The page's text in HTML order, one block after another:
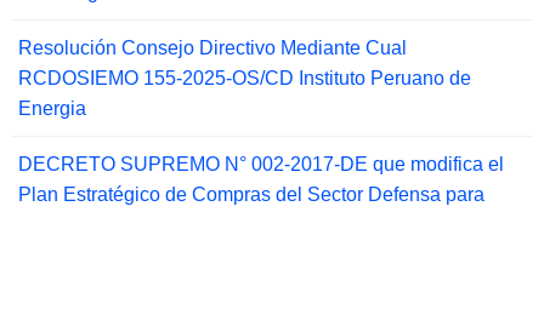
Resolución Consejo Directivo Mediante Cual
RCDOSIEMO 155-2025-OS/CD Instituto Peruano de
Energia
DECRETO SUPREMO N° 002-2017-DE que modifica el
Plan Estratégico de Compras del Sector Defensa para